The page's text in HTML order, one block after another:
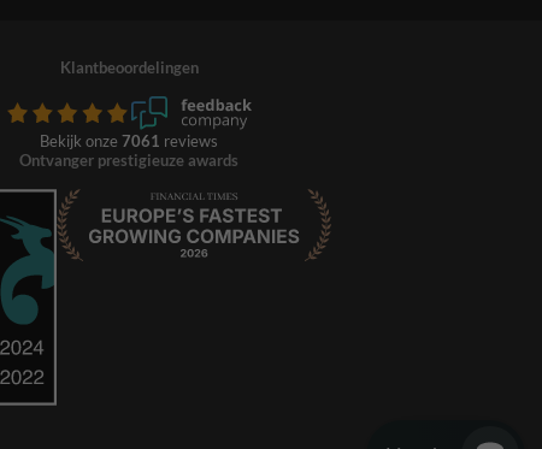
Klantbeoordelingen
Bekijk onze 7061 reviews
Ontvanger prestigieuze awards